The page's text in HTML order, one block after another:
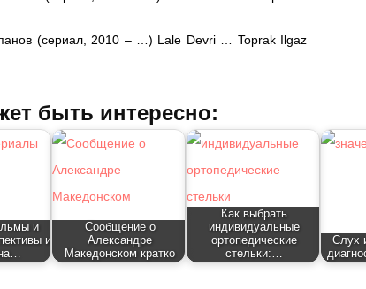
(сериал, 2010 – …) Lale Devri … Toprak Ilgaz
быть интересно:
и
и
Сообщение о
Александре
Македонском кратко
Как выбрать
индивидуальные
ортопедические
стельки:…
Слух